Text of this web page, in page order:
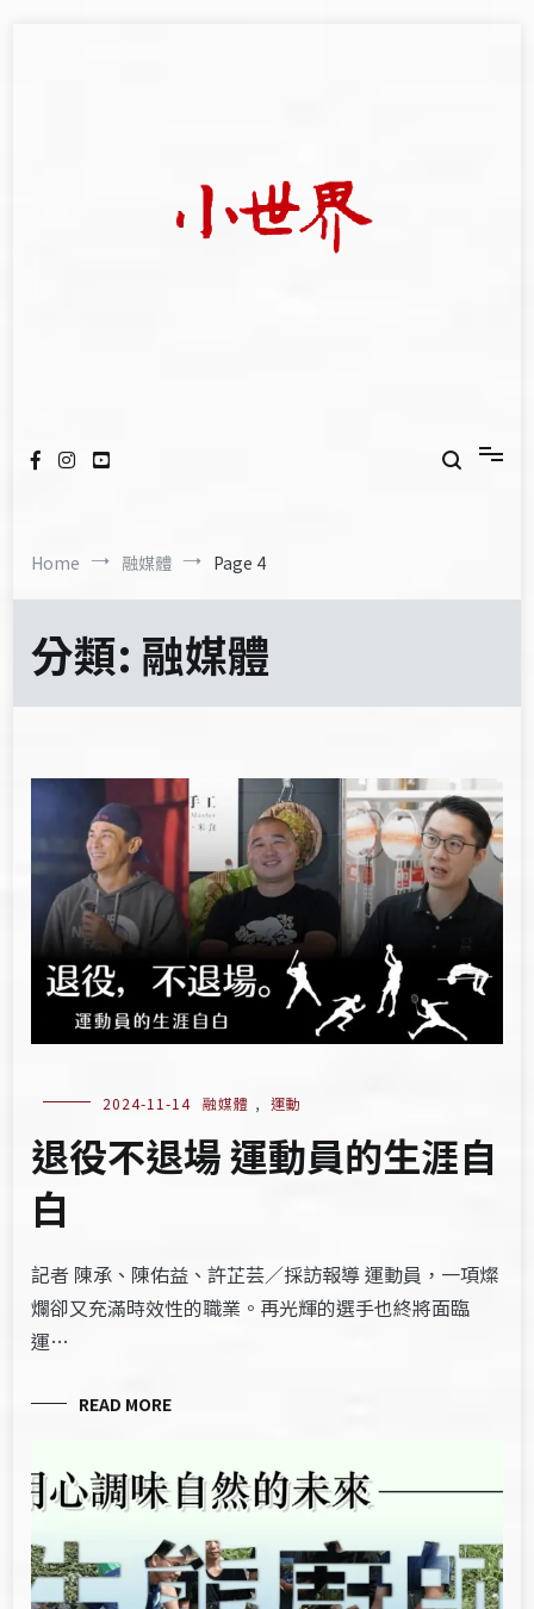
Home 融媒體 Page 4
分類: 融媒體
2024-11-14 融媒體 , 運動
退役不退場 運動員的生涯自
白
記者 陳承、陳佑益、許芷芸／採訪報導 運動員，一項燦
爛卻又充滿時效性的職業。再光輝的選手也終將面臨
運…
READ MORE